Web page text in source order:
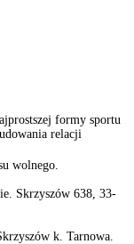
formy sportu
relacji
wolnego.
Skrzyszów 638, 33-
k. Tarnowa.